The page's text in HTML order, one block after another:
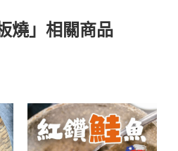
燒」相關商品